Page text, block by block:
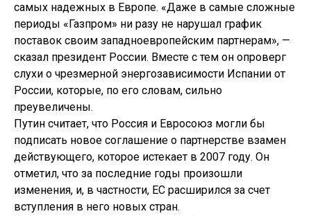
самых надежных в Европе. «Даже в самые сложные
периоды «Газпром» ни разу не нарушал график
поставок своим западноевропейским партнерам», —
сказал президент России. Вместе с тем он опроверг
слухи о чрезмерной энергозависимости Испании от
России, которые, по его словам, сильно
преувеличены.
Путин считает, что Россия и Евросоюз могли бы
подписать новое соглашение о партнерстве взамен
действующего, которое истекает в 2007 году. Он
отметил, что за последние годы произошли
изменения, и, в частности, ЕС расширился за счет
вступления в него новых стран.